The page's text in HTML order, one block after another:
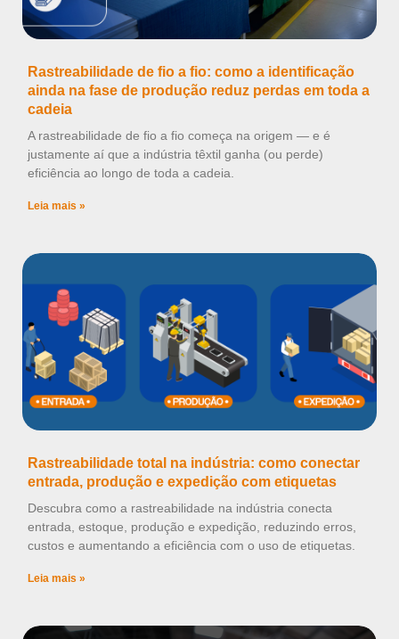
Rastreabilidade de fio a fio: como a identificação
ainda na fase de produção reduz perdas em toda a
cadeia
A rastreabilidade de fio a fio começa na origem — e é
justamente aí que a indústria têxtil ganha (ou perde)
eficiência ao longo de toda a cadeia.
Leia mais »
Rastreabilidade total na indústria: como conectar
entrada, produção e expedição com etiquetas
Descubra como a rastreabilidade na indústria conecta
entrada, estoque, produção e expedição, reduzindo erros,
custos e aumentando a eficiência com o uso de etiquetas.
Leia mais »